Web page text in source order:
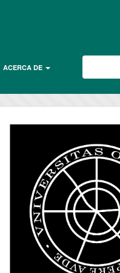
ACERCA DE
universidad